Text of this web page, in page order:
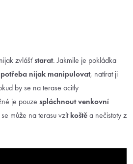
zvlášťstarat. Jakmile je pokládka
nijak manipulovat, natírat ji
by se na terase ocitly
je pouze spláchnout venkovní
může na terasu vzít koště a nečistoty z